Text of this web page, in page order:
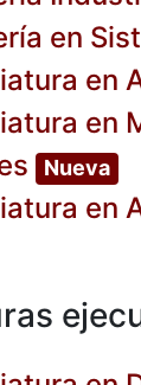
en
en
en
Nueva
en